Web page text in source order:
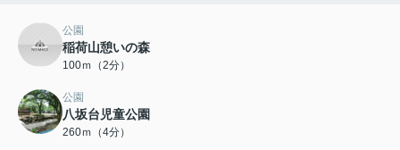
公園
稲荷山憩いの森
100ｍ（2分）
公園
八坂台児童公園
260ｍ（4分）